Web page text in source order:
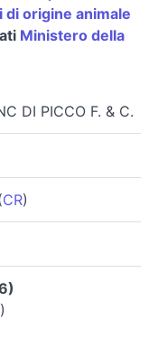
origine animale
Ministero della
DI PICCO F. & C.
CR)